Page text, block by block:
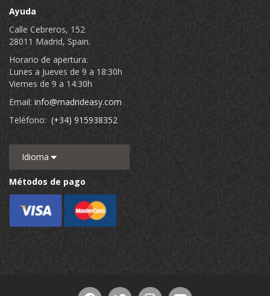
Ayuda
Calle Cebreros, 152
28011 Madrid, Spain.
Horario de apertura:
Lunes a Jueves de 9 a 18:30h
Viernes de 9 a 14:30h
Email: info@madrideasy.com
Teléfono: (+34) 915938352
Idioma
Métodos de pago